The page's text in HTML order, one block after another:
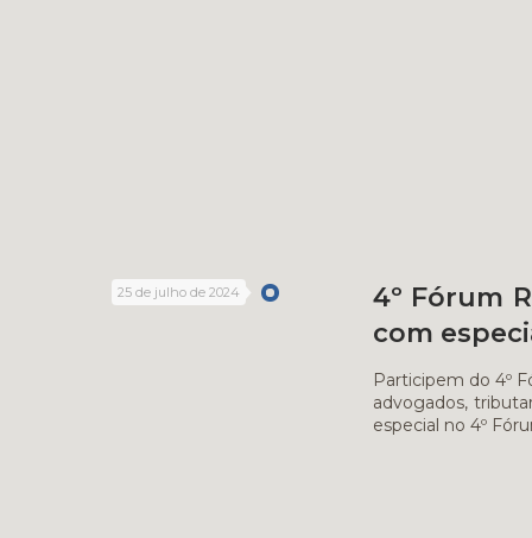
25 de julho de 2024
4º Fórum
com
Participem do 4º
advogados,
especial no 4º